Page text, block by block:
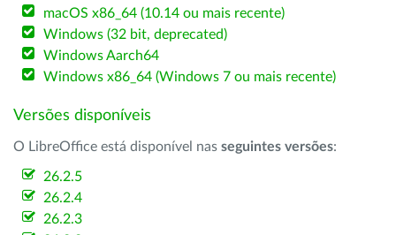
macOS x86_64 (10.14 ou mais recente)
Windows (32 bit, deprecated)
Windows Aarch64
Windows x86_64 (Windows 7 ou mais recente)
Versões disponíveis
O LibreOffice está disponível nas seguintes versões:
26.2.5
26.2.4
26.2.3